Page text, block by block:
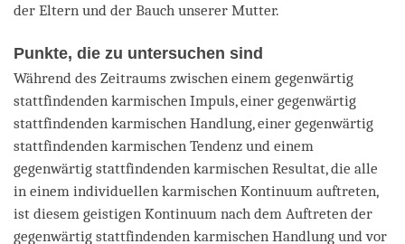
der Eltern und der Bauch unserer Mutter.
Punkte, die zu untersuchen sind
Während des Zeitraums zwischen einem gegenwärtig
stattfindenden karmischen Impuls, einer gegenwärtig
stattfindenden karmischen Handlung, einer gegenwärtig
stattfindenden karmischen Tendenz und einem
gegenwärtig stattfindenden karmischen Resultat, die alle
in einem individuellen karmischen Kontinuum auftreten,
ist diesem geistigen Kontinuum nach dem Auftreten der
gegenwärtig stattfindenden karmischen Handlung und vor